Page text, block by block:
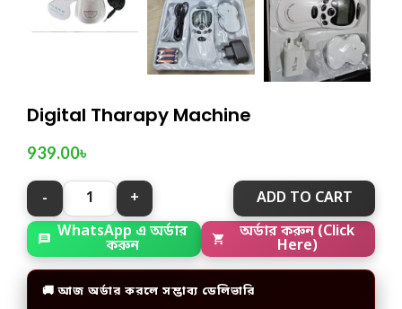
Digital Tharapy Machine
939.00৳
ADD TO CART
WhatsApp এ অর্ডার
করুন
অর্ডার করুন (Click
Here)
🚚 আজ অর্ডার করলে সম্ভাব্য ডেলিভারি